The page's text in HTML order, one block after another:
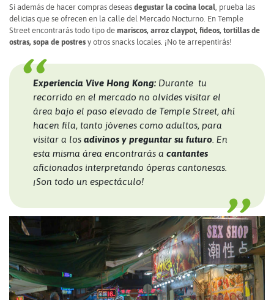
Si además de hacer compras deseas degustar la cocina local, prueba las
delicias que se ofrecen en la calle del Mercado Nocturno. En Temple
Street encontrarás todo tipo de mariscos, arroz claypot, fideos, tortillas de
ostras, sopa de postres y otros snacks locales. ¡No te arrepentirás!
Experiencia Vive Hong Kong: Durante tu
recorrido en el mercado no olvides visitar el
área bajo el paso elevado de Temple Street, ahí
hacen fila, tanto jóvenes como adultos, para
visitar a los adivinos y preguntar su futuro . En
esta misma área encontrarás a cantantes
aficionados interpretando óperas cantonesas.
¡Son todo un espectáculo!